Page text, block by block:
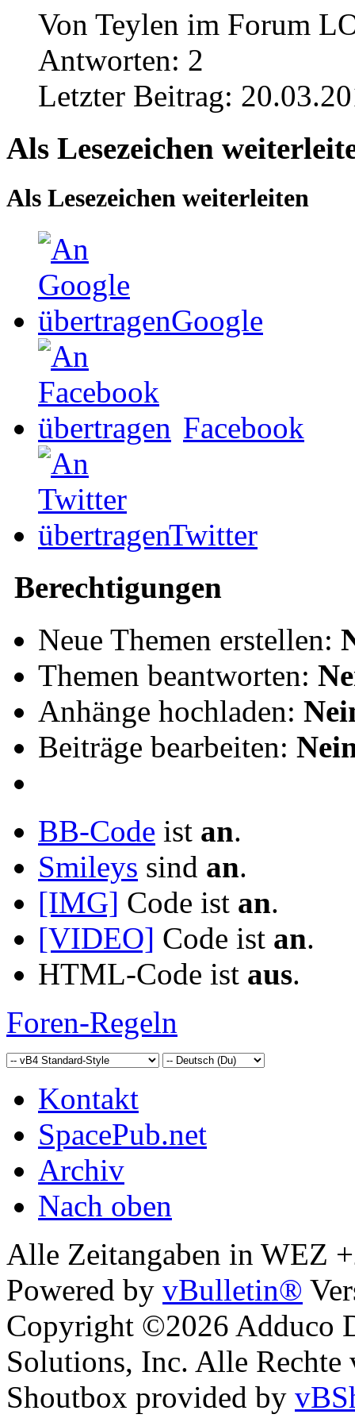
Von Teylen im Forum
Antworten: 2
Letzter Beitrag:
Als Lesezeichen
Als Lesezeichen weiterleiten
Google
Facebook
Twitter
Berechtigungen
Neue Themen erstellen:
Themen beantworten:
Anhänge hochladen:
Beiträge bearbeiten:
BB-Code ist an.
Smileys sind an.
[IMG] Code ist an.
[VIDEO] Code ist an.
HTML-Code ist aus.
Foren-Regeln
Kontakt
SpacePub.net
Archiv
Nach oben
Alle Zeitangaben in WEZ
Powered by vBulletin®
Copyright ©2026 Adduco
Solutions, Inc. Alle Rechte
Shoutbox provided by